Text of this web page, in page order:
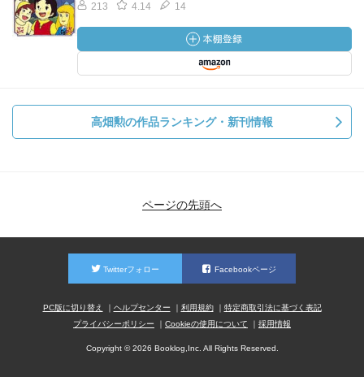
213 4.14 14
高畑勲の作品ランキング・新刊情報
ページの先頭へ
Twitterフォロー Facebookページ
PC版に切り替え ヘルプセンター 利用規約
特定商取引法に基づく表記
プライバシーポリシー
Cookieの使用について 採用情報
Copyright © 2026 Booklog,Inc. All Rights Reserved.